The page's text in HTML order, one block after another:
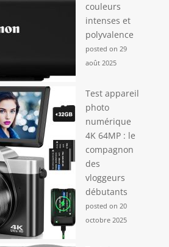
couleurs
intenses et
polyvalence
posted on 29
août 2025
Test appareil
photo
numérique
4K 64MP : le
compagnon
des
vloggeurs
débutants
posted on 20
octobre 2025